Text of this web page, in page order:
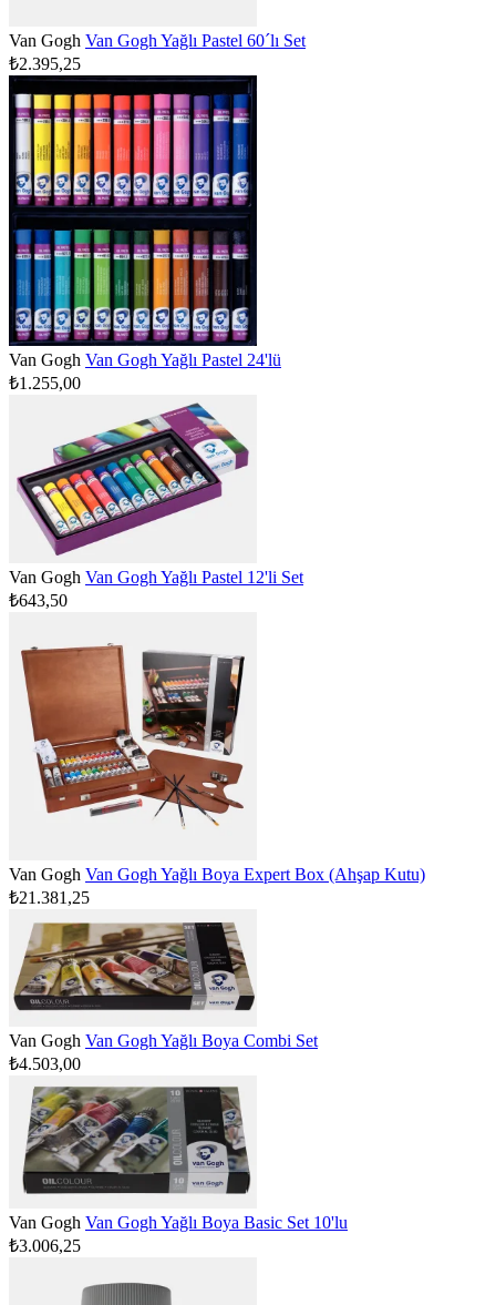
Van Gogh Van Gogh Yağlı Pastel 60´lı Set
₺2.395,25
Van Gogh Van Gogh Yağlı Pastel 24'lü
₺1.255,00
Van Gogh Van Gogh Yağlı Pastel 12'li Set
₺643,50
Van Gogh Van Gogh Yağlı Boya Expert Box (Ahşap Kutu)
₺21.381,25
Van Gogh Van Gogh Yağlı Boya Combi Set
₺4.503,00
Van Gogh Van Gogh Yağlı Boya Basic Set 10'lu
₺3.006,25